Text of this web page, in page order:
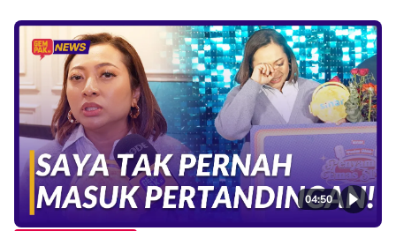
04:50